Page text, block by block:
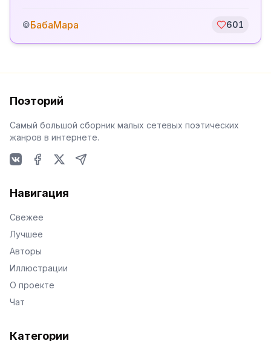
©БабаМара 601
Поэторий
Самый большой сборник малых сетевых поэтических
жанров в интернете.
Навигация
Свежее
Лучшее
Авторы
Иллюстрации
О проекте
Чат
Категории